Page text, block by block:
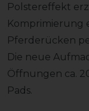
Polstereffekt
Komprimierung
Pferderücken
Die neue
Öffnungen ca.
Pads.